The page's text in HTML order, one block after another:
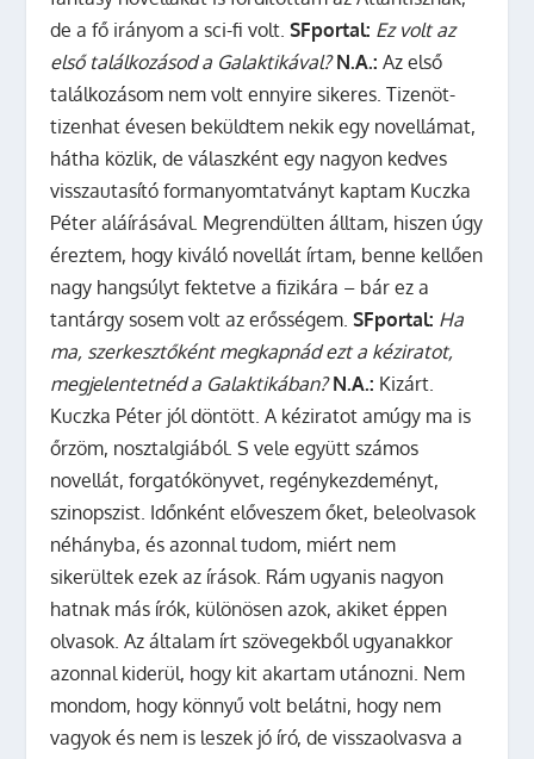
de a fő irányom a sci-fi volt.SFportal: Ez volt az
első találkozásod a Galaktikával? N.A.:Az első
találkozásom nem volt ennyire sikeres. Tizenöt-
tizenhat évesen beküldtem nekik egy novellámat,
hátha közlik, de válaszként egy nagyon kedves
visszautasító formanyomtatványt kaptam Kuczka
Péter aláírásával. Megrendülten álltam, hiszen úgy
éreztem, hogy kiváló novellát írtam, benne kellően
nagy hangsúlyt fektetve a fizikára – bár ez a
tantárgy sosem volt az erősségem.SFportal: Ha
ma, szerkesztőként megkapnád ezt a kéziratot,
megjelentetnéd a Galaktikában? N.A.: Kizárt.
Kuczka Péter jól döntött. A kéziratot amúgy ma is
őrzöm, nosztalgiából. S vele együtt számos
novellát, forgatókönyvet, regénykezdeményt,
szinopszist. Időnként előveszem őket, beleolvasok
néhányba, és azonnal tudom, miért nem
sikerültek ezek az írások. Rám ugyanis nagyon
hatnak más írók, különösen azok, akiket éppen
olvasok. Az általam írt szövegekből ugyanakkor
azonnal kiderül, hogy kit akartam utánozni. Nem
mondom, hogy könnyű volt belátni, hogy nem
vagyok és nem is leszek jó író, de visszaolvasva a